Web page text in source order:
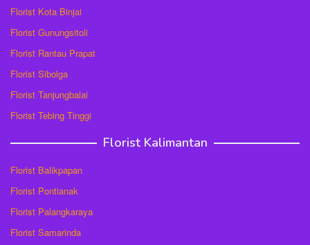
Florist Kota Binjai
Florist Gunungsitoli
Florist Rantau Prapat
Florist Sibolga
Florist Tanjungbalai
Florist Tebing Tinggi
Florist Kalimantan
Florist Balikpapan
Florist Pontianak
Florist Palangkaraya
Florist Samarinda